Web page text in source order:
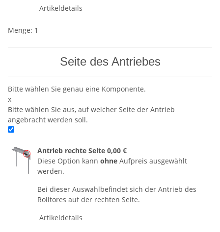
Artikeldetails
Menge: 1
Seite des Antriebes
Bitte wählen Sie genau eine Komponente.
x
Bitte wählen Sie aus, auf welcher Seite der Antrieb
angebracht werden soll.
Antrieb rechte Seite 0,00 €
Diese Option kann ohne Aufpreis ausgewählt
werden.
Bei dieser Auswahlbefindet sich der Antrieb des
Rolltores auf der rechten Seite.
Artikeldetails